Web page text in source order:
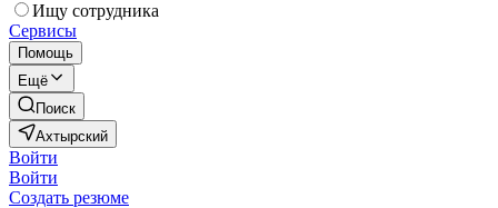
Ищу сотрудника
Сервисы
Помощь
Ещё
Поиск
Ахтырский
Войти
Войти
Создать резюме